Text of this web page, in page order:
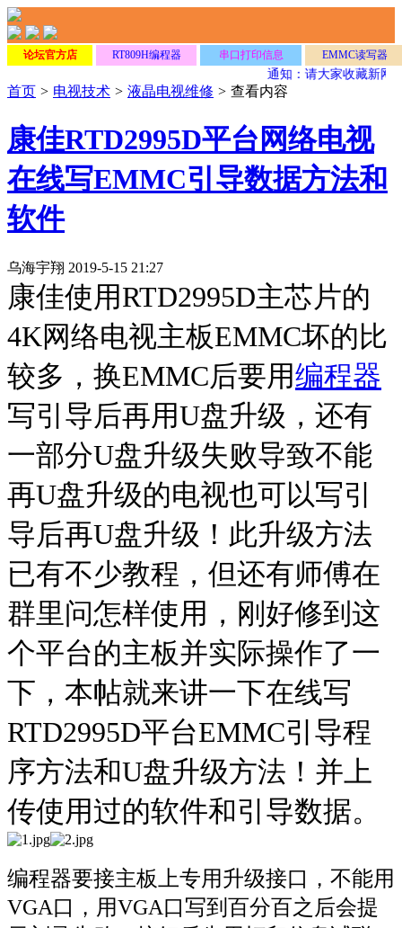
论坛官方店 RT809H编程器 串口打印信息 EMMC读写器
通知：请大家收藏新网址
首页 > 电视技术 > 液晶电视维修 > 查看内容
康佳RTD2995D平台网络电视
在线写EMMC引导数据方法和
软件
乌海宇翔 2019-5-15 21:27
康佳使用RTD2995D主芯片的
4K网络电视主板EMMC坏的比
较多，换EMMC后要用编程器
写引导后再用U盘升级，还有
一部分U盘升级失败导致不能
再U盘升级的电视也可以写引
导后再U盘升级！此升级方法
已有不少教程，但还有师傅在
群里问怎样使用，刚好修到这
个平台的主板并实际操作了一
下，本帖就来讲一下在线写
RTD2995D平台EMMC引导程
序方法和U盘升级方法！并上
传使用过的软件和引导数据。
编程器要接主板上专用升级接口，不能用
VGA口，用VGA口写到百分百之后会提